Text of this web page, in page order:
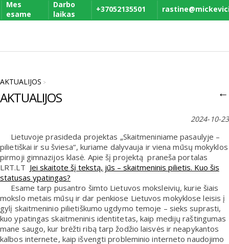
Mes
esame
Darbo
laikas
+37052135501
AKTUALIJOS >
AKTUALIJOS ←
2024-10-23
Lietuvoje prasideda projektas „Skaitmeniniame pasaulyje –
pilietiškai ir su šviesa“, kuriame dalyvauja ir viena mūsų mokyklos
pirmoji gimnazijos klasė. Apie šį projektą praneša portalas
LRT.LT Jei skaitote šį tekstą, jūs – skaitmeninis pilietis. Kuo šis
statusas ypatingas?
Esame tarp pusantro šimto Lietuvos moksleivių, kurie šiais
mokslo metais mūsų ir dar penkiose Lietuvos mokyklose leisis į
gylį skaitmeninio pilietiškumo ugdymo temoje – sieks suprasti,
kuo ypatingas skaitmeninis identitetas, kaip medijų raštingumas
mane saugo, kur brėžti ribą tarp žodžio laisvės ir neapykantos
kalbos internete, kaip išvengti probleminio interneto naudojimo